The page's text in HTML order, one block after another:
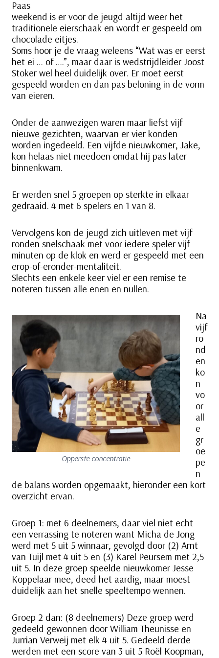
Paas
weekend is er voor de jeugd altijd weer het
traditionele eierschaak en wordt er gespeeld om
chocolade eitjes.
Soms hoor je de vraag weleens “Wat was er eerst
het ei … of ….”, maar daar is wedstrijdleider Joost
Stoker wel heel duidelijk over. Er moet eerst
gespeeld worden en dan pas beloning in de vorm
van eieren.
Onder de aanwezigen waren maar liefst vijf
nieuwe gezichten, waarvan er vier konden
worden ingedeeld. Een vijfde nieuwkomer, Jake,
kon helaas niet meedoen omdat hij pas later
binnenkwam.
Er werden snel 5 groepen op sterkte in elkaar
gedraaid. 4 met 6 spelers en 1 van 8.
Vervolgens kon de jeugd zich uitleven met vijf
ronden snelschaak met voor iedere speler vijf
minuten op de klok en werd er gespeeld met een
erop-of-eronder-mentaliteit.
Slechts een enkele keer viel er een remise te
noteren tussen alle enen en nullen.
Opperste concentratie
Na
vijf
ro
nd
en
ko
n
vo
or
all
e
gr
oe
pe
n
de balans worden opgemaakt, hieronder een kort
overzicht ervan.
Groep 1: met 6 deelnemers, daar viel niet echt
een verrassing te noteren want Micha de Jong
werd met 5 uit 5 winnaar, gevolgd door (2) Arnt
van Tuijl met 4 uit 5 en (3) Karel Peursem met 2,5
uit 5. In deze groep speelde nieuwkomer Jesse
Koppelaar mee, deed het aardig, maar moest
duidelijk aan het snelle speeltempo wennen.
Groep 2 dan: (8 deelnemers) Deze groep werd
gedeeld gewonnen door William Theunisse en
Jurrian Verweij met elk 4 uit 5. Gedeeld derde
werden met een score van 3 uit 5 Roël Koopman,